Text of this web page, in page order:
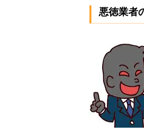
悪徳業者